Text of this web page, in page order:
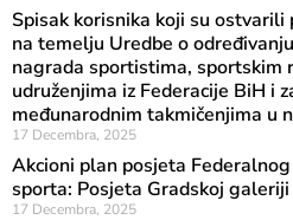
Spisak korisnika koji su
na temelju Uredbe o
nagrada sportistima, sportskim
udruženjima iz Federacije BiH i
međunarodnim takmičenjima u
17 Decembra, 2025
Akcioni plan posjeta
sporta: Posjeta Gradskoj galeriji
17 Decembra, 2025